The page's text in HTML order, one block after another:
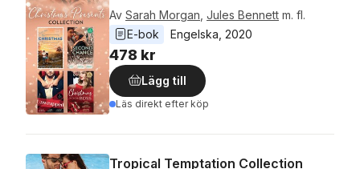
Av Sarah Morgan Jules Bennett m. fl.
E-bok
Engelska 2020
478 kr
Lägg till
Läs direkt efter köp
Tropical Temptation Collection